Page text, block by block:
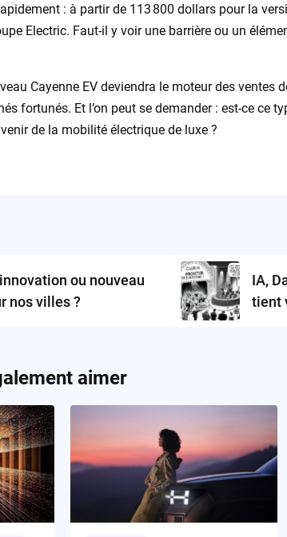
: à partir de 113 800 dollars pour la
Electric. Faut-il y voir une barrière ou un
Cayenne EV deviendra le moteur des ventes
fortunés. Et l’on peut se demander : est-ce ce
de la mobilité électrique de luxe ?
ou nouveau
nos villes ?
IA,
tient
aimer